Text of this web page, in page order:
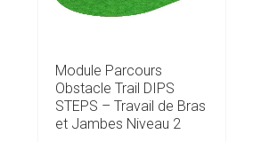
Module Parcours
Obstacle Trail DIPS
STEPS – Travail de Bras
et Jambes Niveau 2